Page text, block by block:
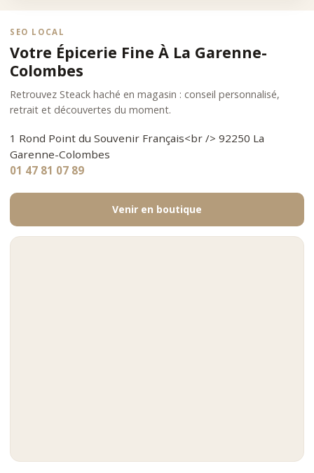
SEO LOCAL
Votre Épicerie Fine À La Garenne-
Colombes
Retrouvez Steack haché en magasin : conseil personnalisé,
retrait et découvertes du moment.
1 Rond Point du Souvenir Français<br /> 92250 La
Garenne-Colombes
01 47 81 07 89
Venir en boutique